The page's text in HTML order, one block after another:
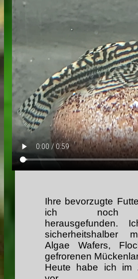
Ihre bevorzugte
ich noch
herausgefunden.
sicherheitshalber
Algae Wafers,
gefrorenen
Heute habe ich im